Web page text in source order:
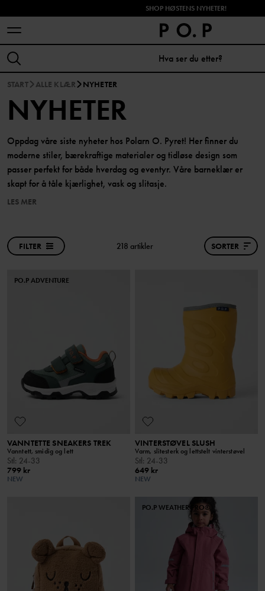
SHOP HØSTENS NYHETER!
START ALLE KLÆR NYHETER
NYHETER
Oppdag våre siste nyheter hos Polarn O. Pyret! Her finner du
moderne stiler, bærekraftige materialer og tidløse design som
passer perfekt for både hverdag og eventyr. Våre barneklær er
skapt for å tåle kjærlighet, vask og slitasje.
LES MER
FILTER 218 artikler SORTER
PO.P ADVENTURE
VANNTETTE SNEAKERS TREK
Vanntett, smidig og lett
Stl : 24-33
799 kr
NEW
VINTERSTØVEL SLUSH
Varm, slitesterk og lettstelt vinterstøvel
Stl : 24-33
649 kr
NEW
PO.P WEATHER PRO®